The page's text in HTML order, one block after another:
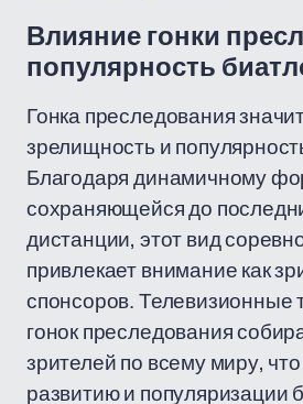
Влияние гонки
популярность
Гонка преследования
зрелищность и
Благодаря динамичному
сохраняющейся до
дистанции, этот вид
привлекает внимание как
спонсоров. Телевизионные
гонок преследования
зрителей по всему миру,
развитию и популяризации